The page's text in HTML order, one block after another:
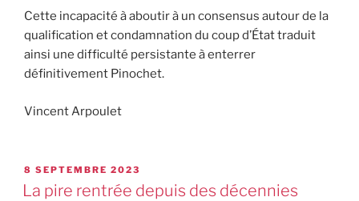
Cette incapacité à aboutir à un consensus autour de la
qualification et condamnation du coup d’État traduit
ainsi une difficulté persistante à enterrer
définitivement Pinochet.
Vincent Arpoulet
8 SEPTEMBRE 2023
La pire rentrée depuis des décennies